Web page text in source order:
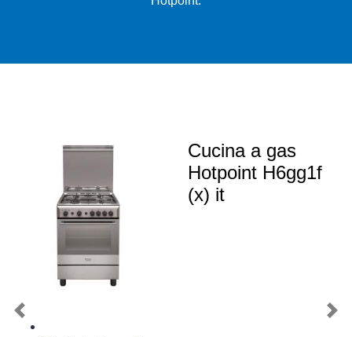
Cucina a gas
Hotpoint H6gg1f
(x) it
Previous